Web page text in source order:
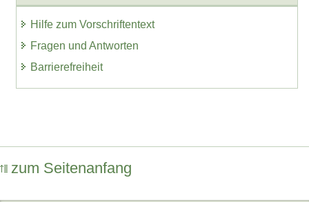
Hilfe zum Vorschriftentext
Fragen und Antworten
Barrierefreiheit
zum Seitenanfang